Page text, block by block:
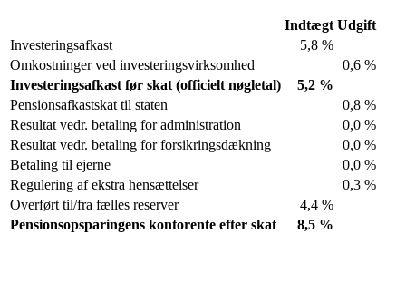
Indtægt Udgift
Investeringsafkast
5,8 %
Omkostninger ved investeringsvirksomhed
0,6 %
Investeringsafkast før skat (officielt nøgletal)
5,2 %
Pensionsafkastskat til staten
0,8 %
Resultat vedr. betaling for administration
0,0 %
Resultat vedr. betaling for forsikringsdækning
0,0 %
Betaling til ejerne
0,0 %
Regulering af ekstra hensættelser
0,3 %
Overført til/fra fælles reserver
4,4 %
Pensionsopsparingens kontorente efter skat
8,5 %